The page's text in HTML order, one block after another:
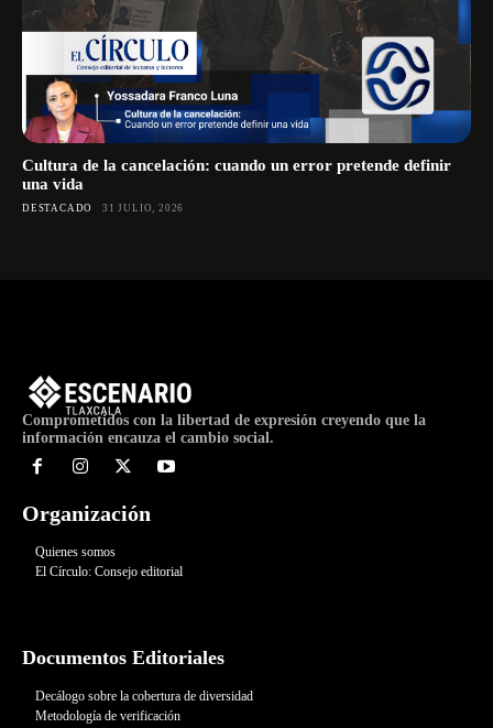
Cultura de la cancelación: cuando un error pretende definir
una vida
DESTACADO 31 JULIO, 2026
Comprometidos con la libertad de expresión creyendo que la
información encauza el cambio social.
Organización
Quienes somos
El Círculo: Consejo editorial
Documentos Editoriales
Decálogo sobre la cobertura de diversidad
Metodología de verificación